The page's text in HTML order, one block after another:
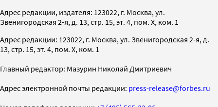
Адрес редакции, издателя: 123022, г. Москва, ул.
Звенигородская 2-я, д. 13, стр. 15, эт. 4, пом. X, ком. 1
Адрес редакции: 123022, г. Москва, ул. Звенигородская 2-я, д.
13, стр. 15, эт. 4, пом. X, ком. 1
Главный редактор: Мазурин Николай Дмитриевич
Адрес электронной почты редакции: press-release@forbes.ru